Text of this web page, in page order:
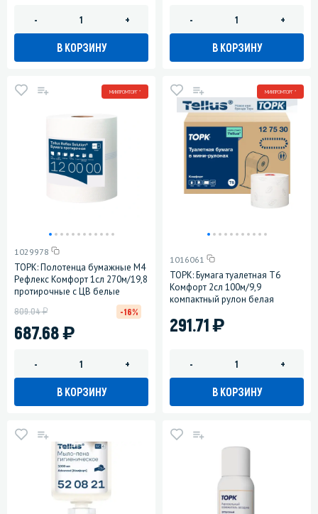
- +
В КОРЗИНУ
- +
В КОРЗИНУ
МИНПРОМТОРГ *
1029978
ТОРК: Полотенца бумажные M4
Рефлекс Комфорт 1сл 270м/19,8
протирочные с ЦВ белые
687.68)
809.04у -16%
- +
В КОРЗИНУ
МИНПРОМТОРГ *
1016061
ТОРК: Бумага туалетная T6
Комфорт 2сл 100м/9,9
компактный рулон белая
291.71)
- +
В КОРЗИНУ